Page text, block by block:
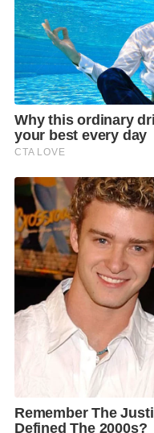
นายพิพัฒน์ กล่าวเพิ่มเ
ครบทุกมิติ เพื่อให้ทั้งผู้
ส่วนอยู่ได้ให้มากที่สุด เ
แรงงานและรัฐบาล คือ
ประชาชนทุกกลุ่ม มีรา
สามารถพัฒนาชีวิตของ
การดำรงชีพ สอดคล้อง
ในขณะเดียวกันไม่ส่งผ
ทั้งนี้ จากสถิติย้อนหลัง
มา พบว่า กระทรวงแรง
1. ปี 2556 ทุกจังหวัดมี
2. ปี 2560 จังหวัดที่มี
กรุงเทพมหานคร นคร
สมุทรปราการ และสมุท
บาท จังหวัดที่มีค่าแร
นครศรีธรรมราช นรา
สิงห์บุรี มีค่าแรงอยู่ที่วั